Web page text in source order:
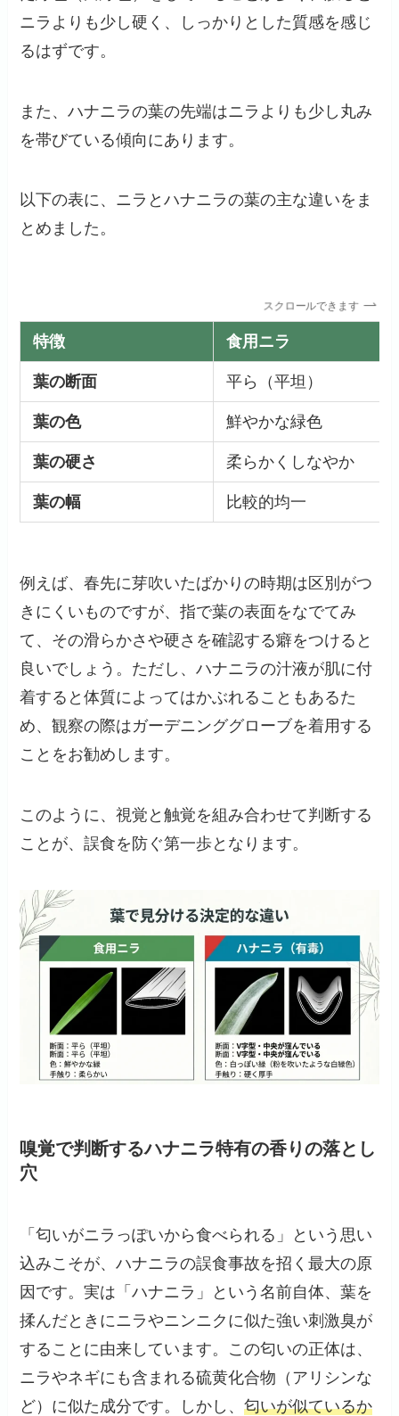
ニラよりも少し硬く、しっかりとした質感を感じ
るはずです。
また、ハナニラの葉の先端はニラよりも少し丸み
を帯びている傾向にあります。
以下の表に、ニラとハナニラの葉の主な違いをま
とめました。
スクロールできます
特徴 食用ニラ
葉の断面 平ら（平坦）
葉の色 鮮やかな緑色
葉の硬さ 柔らかくしなやか
葉の幅 比較的均一
例えば、春先に芽吹いたばかりの時期は区別がつ
きにくいものですが、指で葉の表面をなでてみ
て、その滑らかさや硬さを確認する癖をつけると
良いでしょう。ただし、ハナニラの汁液が肌に付
着すると体質によってはかぶれることもあるた
め、観察の際はガーデニンググローブを着用する
ことをお勧めします。
このように、視覚と触覚を組み合わせて判断する
ことが、誤食を防ぐ第一歩となります。
嗅覚で判断するハナニラ特有の香りの落とし
穴
「匂いがニラっぽいから食べられる」という思い
込みこそが、ハナニラの誤食事故を招く最大の原
因です。実は「ハナニラ」という名前自体、葉を
揉んだときにニラやニンニクに似た強い刺激臭が
することに由来しています。この匂いの正体は、
ニラやネギにも含まれる硫黄化合物（アリシンな
ど）に似た成分です。しかし、匂いが似ているか